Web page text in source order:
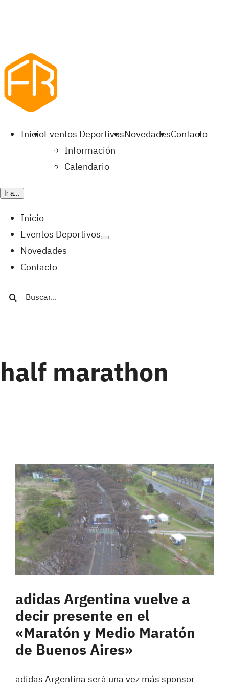
InicioEventos Deportivos
Información
Calendario
NovedadesContacto
Ir a...
Inicio
Eventos Deportivos
Novedades
Contacto
Buscar:
half marathon
adidas Argentina vuelve a
decir presente en el
«Maratón y Medio Maratón
de Buenos Aires»
adidas Argentina será una vez más sponsor